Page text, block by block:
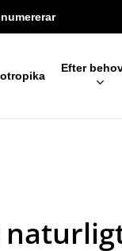
Efter